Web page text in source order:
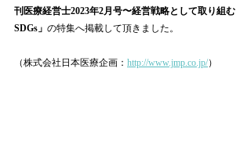
刊医療経営士2023年2月号〜経営戦略として取り組む
SDGs」 の特集へ掲載して頂きました。
（株式会社日本医療企画： http://www.jmp.co.jp/）